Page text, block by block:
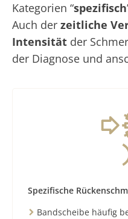
Kategorien “spezifisch
Auch der zeitliche
Intensität der
der Diagnose und
Spezifische
Bandscheibe häufig